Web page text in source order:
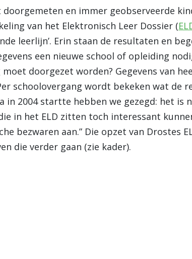
en immer geobserveerde
van het Elektronisch Leer Dossier (
leerlijn’. Erin staan de resultaten en
een nieuwe school of opleiding
doorgezet worden? Gegevens van
schoolovergang wordt bekeken wat de
in 2004 startte hebben we gezegd: het is
in het ELD zitten toch interessant
bezwaren aan.” Die opzet van Drostes
die verder gaan (zie kader).